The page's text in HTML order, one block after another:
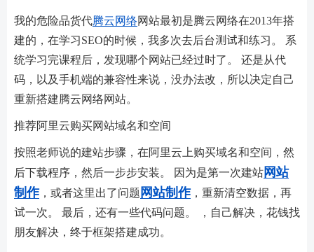
我的危险品货代 腾云网络网站最初是腾云网络在2013年搭
建的，在学习SEO的时候，我多次去后台测试和练习。 系
统学习完课程后，发现哪个网站已经过时了。 还是从代
码，以及手机端的兼容性来说，没办法改，所以决定自己
重新搭建腾云网络网站。
推荐阿里云购买网站域名和空间
按照老师说的建站步骤，在阿里云上购买域名和空间，然
后下载程序，然后一步步安装。 因为是第一次建站网站
制作，或者这里出了问题 网站制作，重新清空数据，再
试一次。 最后，还有一些代码问题。 ，自己解决，花钱找
朋友解决，终于框架搭建成功。